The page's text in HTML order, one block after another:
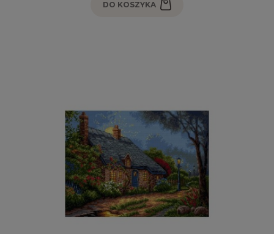
DO KOSZYKA